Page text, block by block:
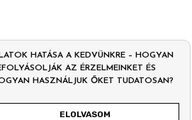
HATÁSA A KEDVÜNKRE – HOGYAN
AZ ÉRZELMEINKET ÉS
HASZNÁLJUK ŐKET TUDATOSAN?
ELOLVASOM